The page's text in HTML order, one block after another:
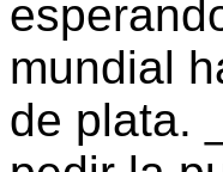
mundial
de plata.